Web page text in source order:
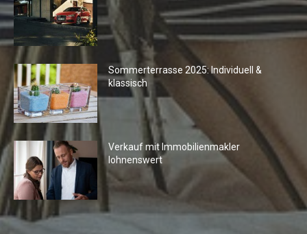
Sommerterrasse 2025: Individuell &
klassisch
Verkauf mit Immobilienmakler
lohnenswert